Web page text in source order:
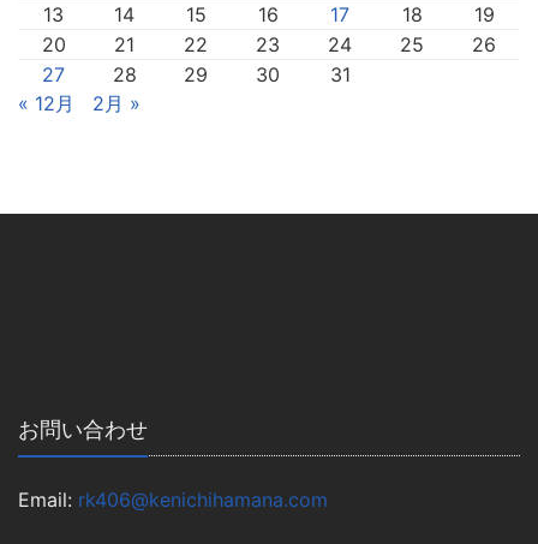
13
14 15 16 17 18
19
20
21 22 23 24 25
26
27
28 29 30
31
« 12月
2月 »
お問い合わせ
Email: rk406@kenichihamana.com